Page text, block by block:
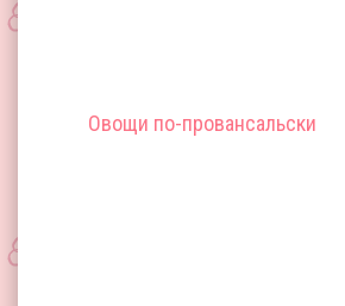
Овощи по-провансальски